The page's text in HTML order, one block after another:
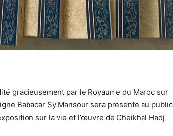
gracieusement par le Royaume du Maroc sur
Babacar Sy Mansour sera présenté au public
sur la vie et l’œuvre de Cheikhal Hadj